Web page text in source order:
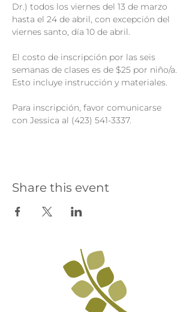
Dr.) todos los viernes del 13 de marzo
hasta el 24 de abril, con excepción del
El costo de inscripción por las seis
semanas de clases es de $25 por niño/a.
Para inscripción, favor comunicarse
con Jessica al (423) 541-3337.
Share this event